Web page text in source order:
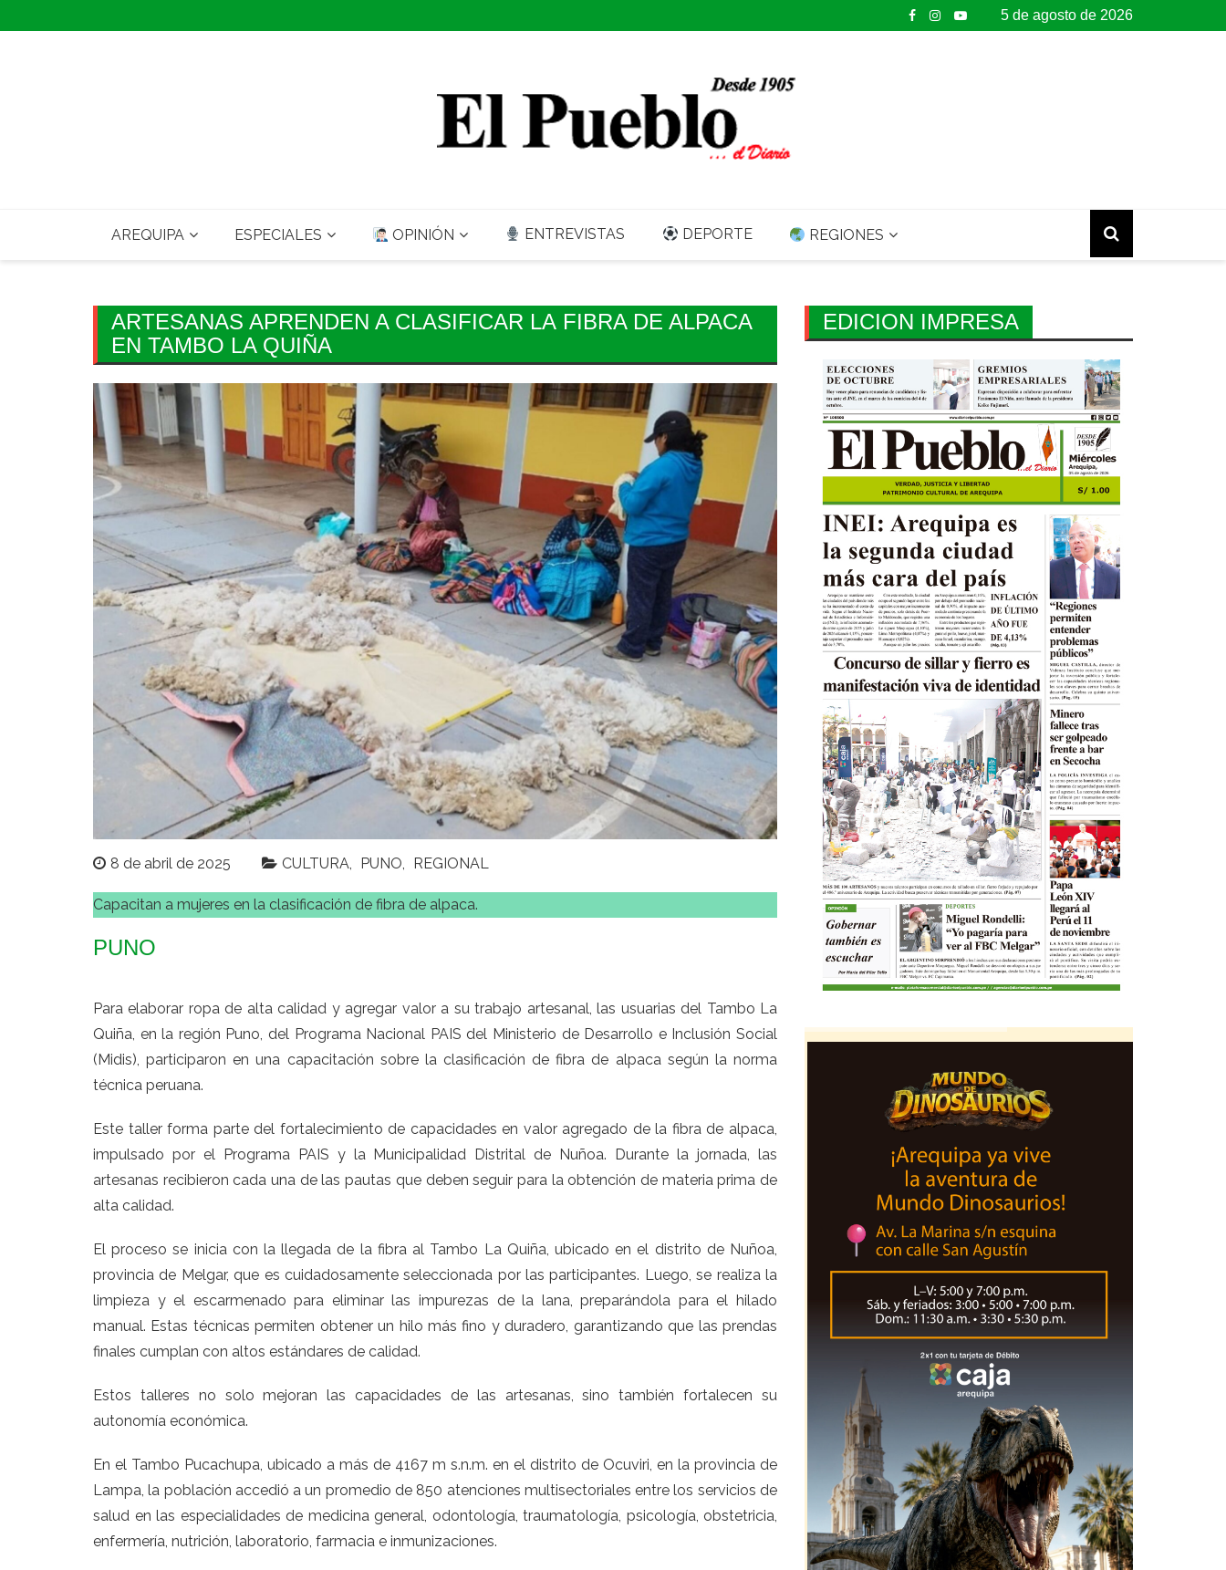
to
5 de agosto de 2026
AREQUIPA ESPECIALES OPINIÓN ENTREVISTAS DEPORTE REGIONES
ARTESANAS APRENDEN A CLASIFICAR LA FIBRA DE ALPACA
EN TAMBO LA QUIÑA
8 de abril de 2025 CULTURA PUNO REGIONAL
Capacitan a mujeres en la clasificación de fibra de alpaca.
PUNO
Para elaborar ropa de alta calidad y agregar valor a su trabajo artesanal, las usuarias del Tambo La
Quiña, en la región Puno, del Programa Nacional PAIS del Ministerio de Desarrollo e Inclusión Social
(Midis), participaron en una capacitación sobre la clasificación de fibra de alpaca según la norma
técnica peruana.
Este taller forma parte del fortalecimiento de capacidades en valor agregado de la fibra de alpaca,
impulsado por el Programa PAIS y la Municipalidad Distrital de Nuñoa. Durante la jornada, las
artesanas recibieron cada una de las pautas que deben seguir para la obtención de materia prima de
alta calidad.
El proceso se inicia con la llegada de la fibra al Tambo La Quiña, ubicado en el distrito de Nuñoa,
provincia de Melgar, que es cuidadosamente seleccionada por las participantes. Luego, se realiza la
limpieza y el escarmenado para eliminar las impurezas de la lana, preparándola para el hilado
manual. Estas técnicas permiten obtener un hilo más fino y duradero, garantizando que las prendas
finales cumplan con altos estándares de calidad.
Estos talleres no solo mejoran las capacidades de las artesanas, sino también fortalecen su
autonomía económica.
En el Tambo Pucachupa, ubicado a más de 4167 m s.n.m. en el distrito de Ocuviri, en la provincia de
Lampa, la población accedió a un promedio de 850 atenciones multisectoriales entre los servicios de
salud en las especialidades de medicina general, odontología, traumatología, psicología, obstetricia,
enfermería, nutrición, laboratorio, farmacia e inmunizaciones.
EDICION IMPRESA